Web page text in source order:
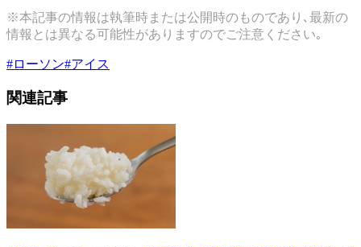
※本記事の情報は執筆時または公開時のものであり､最新の
情報とは異なる可能性がありますのでご注意ください｡
#ローソン#アイス
関連記事